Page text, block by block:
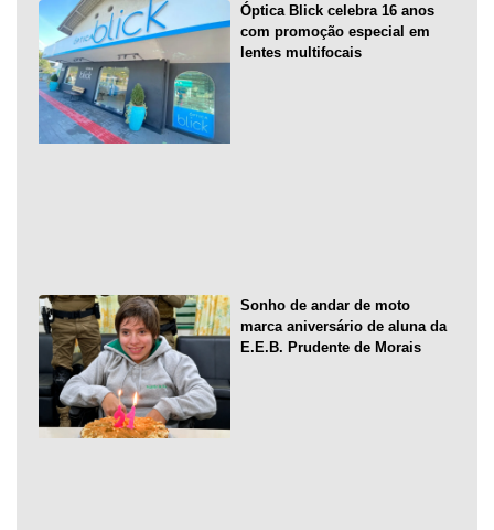
Óptica Blick celebra 16 anos
com promoção especial em
lentes multifocais
Sonho de andar de moto
marca aniversário de aluna da
E.E.B. Prudente de Morais